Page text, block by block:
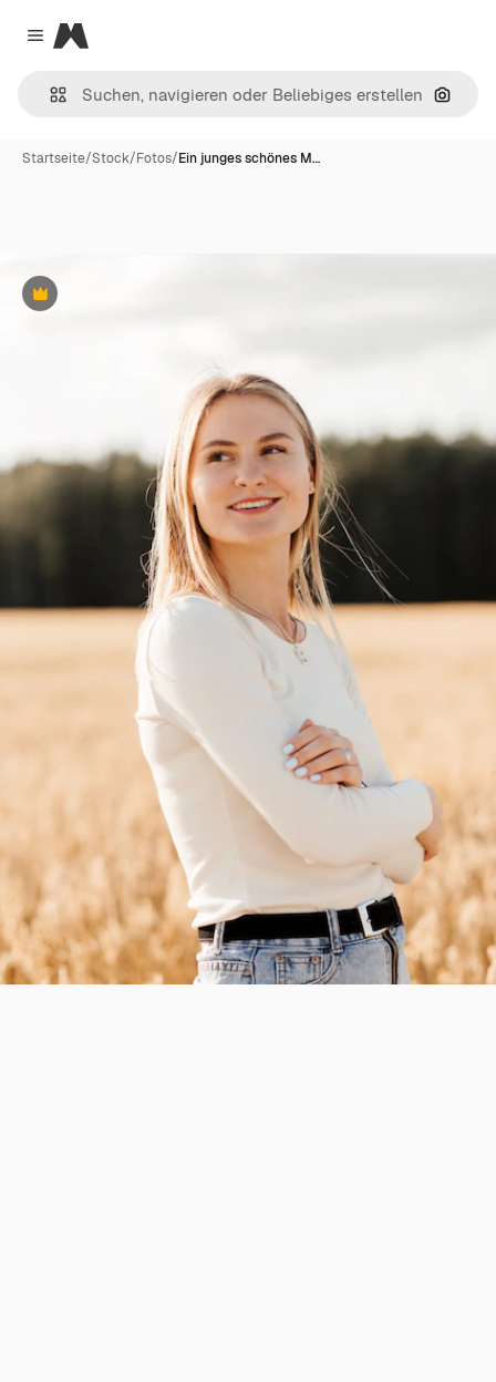
Close menu
Magnific
Nach
Startseite/Stock/Fotos/Ein junges schönes M…
Premium